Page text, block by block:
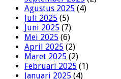
Agustus 2025 (4)
Juli 2025 (5)
Juni 2025 (7)
Mei 2025 (6)
April 2025 (2)
Maret 2025 (2)
Februari 2025 (1)
Januari 2025 (4)